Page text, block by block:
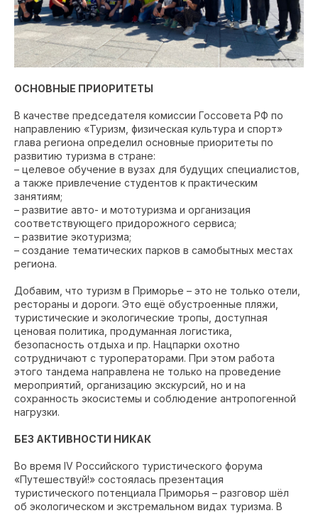
ОСНОВНЫЕ ПРИОРИТЕТЫ
В качестве председателя комиссии Госсовета РФ по
направлению «Туризм, физическая культура и спорт»
глава региона определил основные приоритеты по
развитию туризма в стране:
– целевое обучение в вузах для будущих специалистов,
а также привлечение студентов к практическим
занятиям;
– развитие авто- и мототуризма и организация
соответствующего придорожного сервиса;
– развитие экотуризма;
– создание тематических парков в самобытных местах
региона.
Добавим, что туризм в Приморье – это не только отели,
рестораны и дороги. Это ещё обустроенные пляжи,
туристические и экологические тропы, доступная
ценовая политика, продуманная логистика,
безопасность отдыха и пр. Нацпарки охотно
сотрудничают с туроператорами. При этом работа
этого тандема направлена не только на проведение
мероприятий, организацию экскурсий, но и на
сохранность экосистемы и соблюдение антропогенной
нагрузки.
БЕЗ АКТИВНОСТИ НИКАК
Во время IV Российского туристического форума
«Путешествуй!» состоялась презентация
туристического потенциала Приморья – разговор шёл
об экологическом и экстремальном видах туризма. В